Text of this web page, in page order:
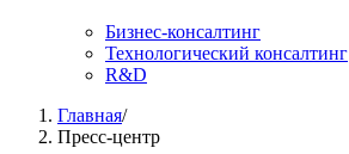
Бизнес-консалтинг
Технологический консалтинг
R&D
Главная/
Пресс-центр